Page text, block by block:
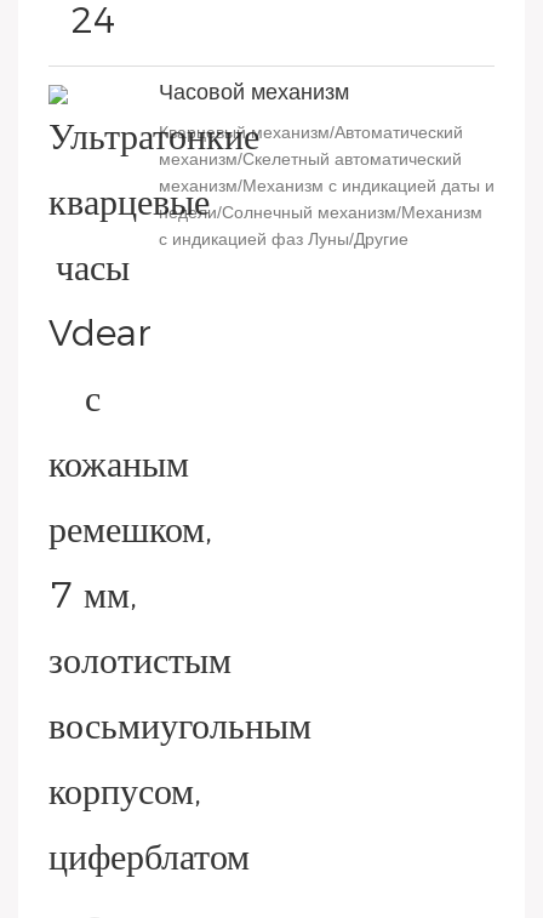
Часовой механизм
Кварцевый механизм/Автоматический
механизм/Скелетный автоматический
механизм/Механизм с индикацией даты и
недели/Солнечный механизм/Механизм
с индикацией фаз Луны/Другие